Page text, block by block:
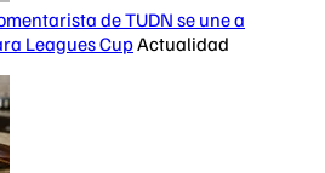
de TUDN se une a
Leagues CupActualidad